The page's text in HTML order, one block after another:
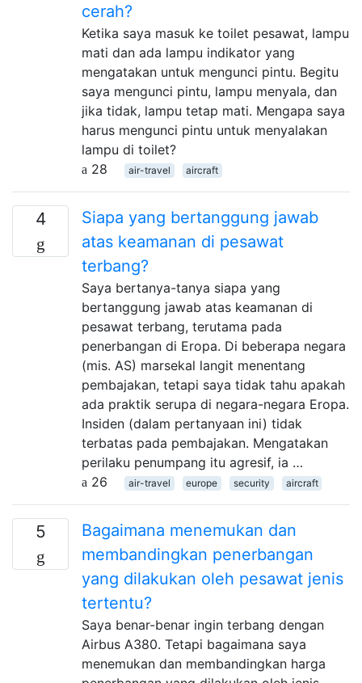
cerah?
Ketika saya masuk ke toilet pesawat, lampu
mati dan ada lampu indikator yang
mengatakan untuk mengunci pintu. Begitu
saya mengunci pintu, lampu menyala, dan
jika tidak, lampu tetap mati. Mengapa saya
harus mengunci pintu untuk menyalakan
lampu di toilet?
28
air-travel aircraft
4
Siapa yang bertanggung jawab
atas keamanan di pesawat
terbang?
Saya bertanya-tanya siapa yang
bertanggung jawab atas keamanan di
pesawat terbang, terutama pada
penerbangan di Eropa. Di beberapa negara
(mis. AS) marsekal langit menentang
pembajakan, tetapi saya tidak tahu apakah
ada praktik serupa di negara-negara Eropa.
Insiden (dalam pertanyaan ini) tidak
terbatas pada pembajakan. Mengatakan
perilaku penumpang itu agresif, ia …
26
air-travel europe security aircraft
5
Bagaimana menemukan dan
membandingkan penerbangan
yang dilakukan oleh pesawat jenis
tertentu?
Saya benar-benar ingin terbang dengan
Airbus A380. Tetapi bagaimana saya
menemukan dan membandingkan harga